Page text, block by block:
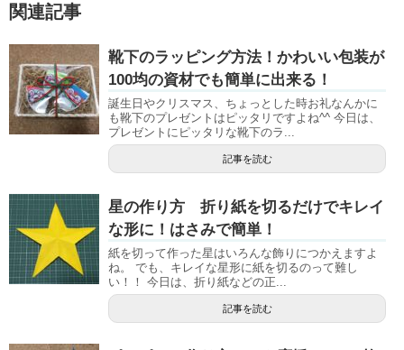
関連記事
靴下のラッピング方法！かわいい包装が
100均の資材でも簡単に出来る！
誕生日やクリスマス、ちょっとした時お礼なんかに
も靴下のプレゼントはピッタリですよね^^ 今日は、
プレゼントにピッタリな靴下のラ...
記事を読む
星の作り方 折り紙を切るだけでキレイ
な形に！はさみで簡単！
紙を切って作った星はいろんな飾りにつかえますよ
ね。 でも、キレイな星形に紙を切るのって難し
い！！ 今日は、折り紙などの正...
記事を読む